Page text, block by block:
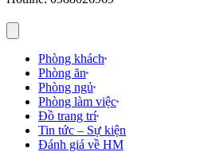
Phòng khách
Phòng ăn
Phòng ngủ
Phòng làm việc
Đồ trang trí
Tin tức – Sự kiện
Đánh giá về HM